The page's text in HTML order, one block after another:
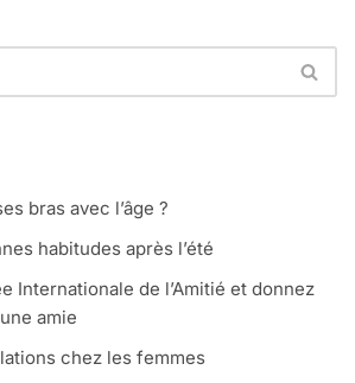
bras avec l’âge ?
habitudes après l’été
Internationale de l’Amitié et donnez
amie
chez les femmes